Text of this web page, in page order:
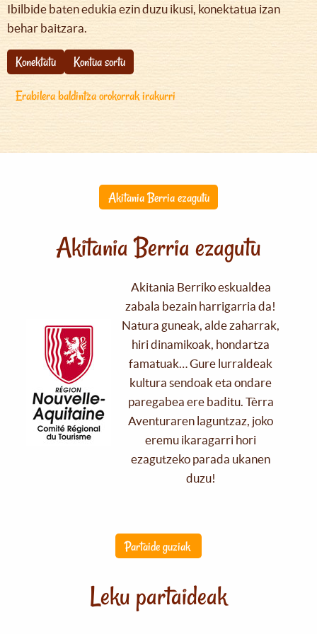
Ibilbide baten edukia ezin duzu ikusi, konektatua izan
behar baitzara.
Konektatu
Kontua sortu
Erabilera baldintza orokorrak irakurri
Akitania Berria ezagutu
Akitania Berria ezagutu
Akitania Berriko eskualdea
zabala bezain harrigarria da!
Natura guneak, alde zaharrak,
hiri dinamikoak, hondartza
famatuak… Gure lurraldeak
kultura sendoak eta ondare
paregabea ere baditu. Tèrra
Aventuraren laguntzaz, joko
eremu ikaragarri hori
ezagutzeko parada ukanen
duzu!
Partaide guziak
Leku partaideak